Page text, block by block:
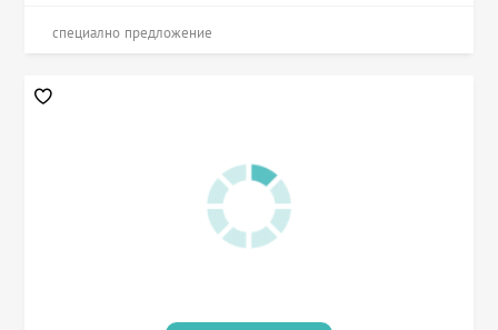
специално предложение